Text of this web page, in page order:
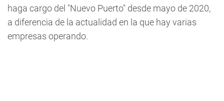
haga cargo del "Nuevo Puerto" desde mayo de 2020,
a diferencia de la actualidad en la que hay varias
empresas operando.